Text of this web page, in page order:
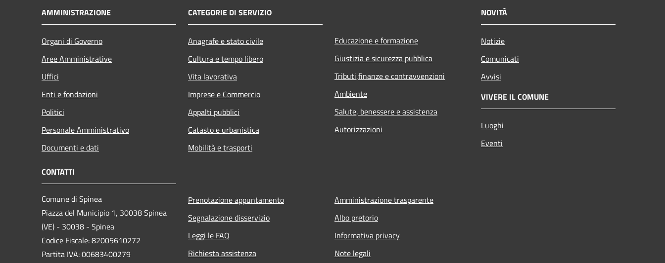
AMMINISTRAZIONE
Organi di Governo
Aree Amministrative
Uffici
Enti e fondazioni
Politici
Personale Amministrativo
Documenti e dati
CATEGORIE DI SERVIZIO
Anagrafe e stato civile
Cultura e tempo libero
Vita lavorativa
Imprese e Commercio
Appalti pubblici
Catasto e urbanistica
Mobilità e trasporti
Educazione e formazione
Giustizia e sicurezza pubblica
Tributi,finanze e contravvenzioni
Ambiente
Salute, benessere e assistenza
Autorizzazioni
NOVITÀ
Notizie
Comunicati
Avvisi
VIVERE IL COMUNE
Luoghi
Eventi
CONTATTI
Comune di Spinea
Piazza del Municipio 1, 30038 Spinea
(VE) - 30038 - Spinea
Codice Fiscale: 82005610272
Partita IVA: 00683400279
Prenotazione appuntamento
Segnalazione disservizio
Leggi le FAQ
Richiesta assistenza
Amministrazione trasparente
Albo pretorio
Informativa privacy
Note legali